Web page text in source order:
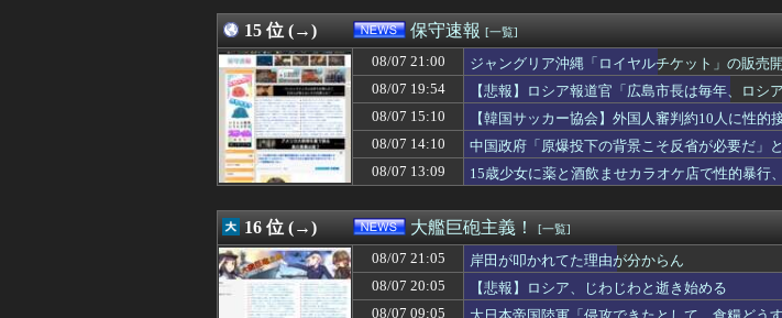
08/07 20:39
京大病院で医療ミス 脳腫瘍手術で「正常な組織」を誤って
15 位 (→) 保守速報 [一覧]
08/07 21:00
ジャングリア沖縄「ロイヤルチケット」の販売
08/07 19:54
【悲報】ロシア報道官「広島市長は毎年、ロ
主張
08/07 15:10
【韓国サッカー協会】外国人審判約10人に性
08/07 14:10
中国政府「原爆投下の背景こそ反省が必要だ」
08/07 13:09
15歳少女に薬と酒飲ませカラオケ店で性的暴
16 位 (→) 大艦巨砲主義！ [一覧]
08/07 21:05
岸田が叩かれてた理由が分からん
08/07 20:05
【悲報】ロシア、じわじわと逝き始める
08/07 09:05